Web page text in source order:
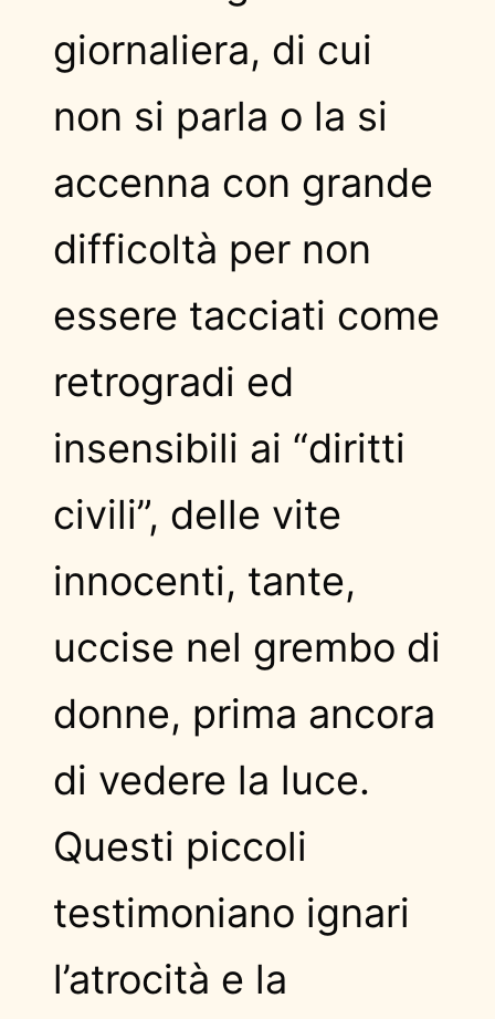
giornaliera, di cui
non si parla o la si
accenna con grande
difficoltà per non
essere tacciati come
retrogradi ed
insensibili ai “diritti
civili”, delle vite
innocenti, tante,
uccise nel grembo di
donne, prima ancora
di vedere la luce.
Questi piccoli
testimoniano ignari
l’atrocità e la